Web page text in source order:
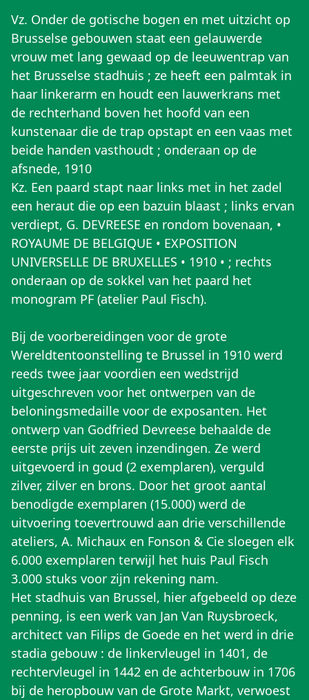
Vz. Onder de gotische bogen en met uitzicht op
Brusselse gebouwen staat een gelauwerde
vrouw met lang gewaad op de leeuwentrap van
het Brusselse stadhuis ; ze heeft een palmtak in
haar linkerarm en houdt een lauwerkrans met
de rechterhand boven het hoofd van een
kunstenaar die de trap opstapt en een vaas met
beide handen vasthoudt ; onderaan op de
afsnede, 1910
Kz. Een paard stapt naar links met in het zadel
een heraut die op een bazuin blaast ; links ervan
verdiept, G. DEVREESE en rondom bovenaan, •
ROYAUME DE BELGIQUE • EXPOSITION
UNIVERSELLE DE BRUXELLES • 1910 • ; rechts
onderaan op de sokkel van het paard het
monogram PF (atelier Paul Fisch).
Bij de voorbereidingen voor de grote
Wereldtentoonstelling te Brussel in 1910 werd
reeds twee jaar voordien een wedstrijd
uitgeschreven voor het ontwerpen van de
beloningsmedaille voor de exposanten. Het
ontwerp van Godfried Devreese behaalde de
eerste prijs uit zeven inzendingen. Ze werd
uitgevoerd in goud (2 exemplaren), verguld
zilver, zilver en brons. Door het groot aantal
benodigde exemplaren (15.000) werd de
uitvoering toevertrouwd aan drie verschillende
ateliers, A. Michaux en Fonson & Cie sloegen elk
6.000 exemplaren terwijl het huis Paul Fisch
3.000 stuks voor zijn rekening nam.
Het stadhuis van Brussel, hier afgebeeld op deze
penning, is een werk van Jan Van Ruysbroeck,
architect van Filips de Goede en het werd in drie
stadia gebouw : de linkervleugel in 1401, de
rechtervleugel in 1442 en de achterbouw in 1706
bij de heropbouw van de Grote Markt, verwoest